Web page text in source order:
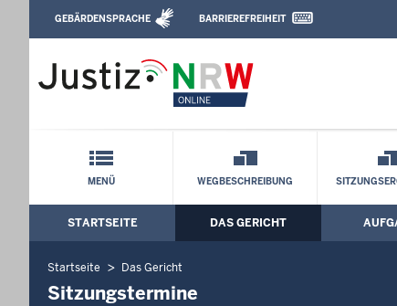
Arbeitsgericht Essen: Sitzungstermine
Direkt zum Inhalt
Leichte Sprache,
GEBÄRDENSPRACHE BARRIEREFREIHEIT
Schnellnavigation mit Volltext-Suche
MENÜ WEGBESCHREIBUNG
Hauptmenü: Hauptnavigation
STARTSEITE DAS GERICHT
Startseite Das Gericht
Sitzungstermine